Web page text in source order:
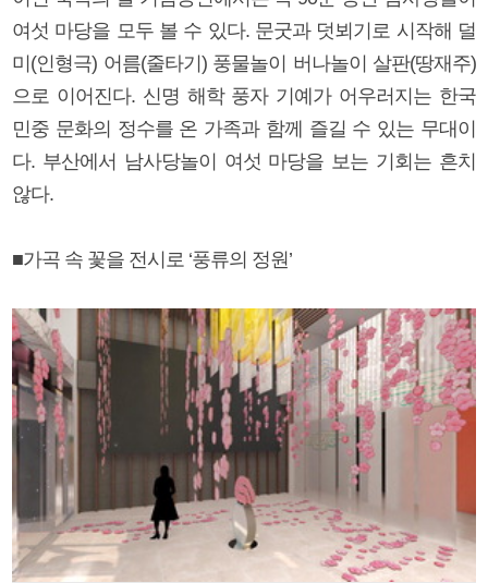
여섯 마당을 모두 볼 수 있다. 문굿과 덧뵈기로 시작해 덜
미(인형극) 어름(줄타기) 풍물놀이 버나놀이 살판(땅재주)
으로 이어진다. 신명 해학 풍자 기예가 어우러지는 한국
민중 문화의 정수를 온 가족과 함께 즐길 수 있는 무대이
다. 부산에서 남사당놀이 여섯 마당을 보는 기회는 흔치
않다.
■가곡 속 꽃을 전시로 ‘풍류의 정원’